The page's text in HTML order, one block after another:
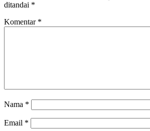
ditandai *
Komentar *
Nama *
Email *